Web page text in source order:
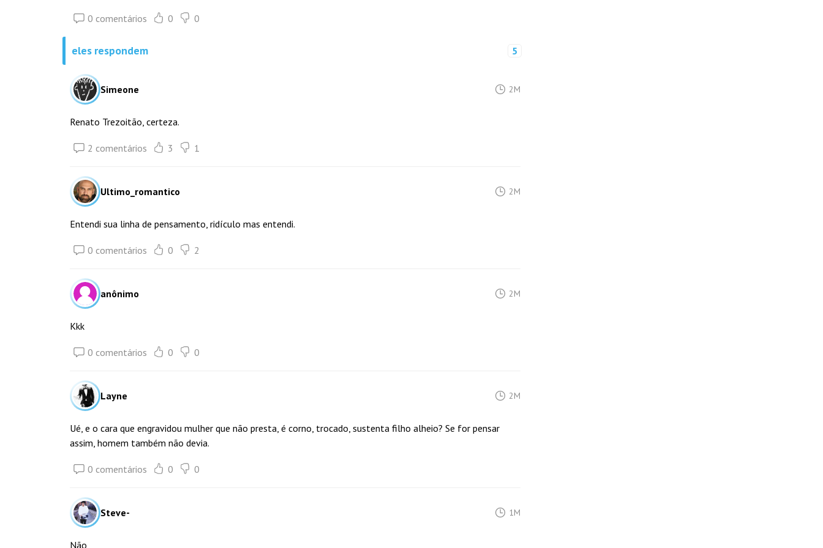
0 comentários 0 0
eles respondem 5
Simeone 2M
Renato Trezoitão, certeza.
2 comentários 3 1
Ultimo_romantico 2M
Entendi sua linha de pensamento, ridículo mas entendi.
0 comentários 0 2
anônimo 2M
Kkk
0 comentários 0 0
Layne 2M
Ué, e o cara que engravidou mulher que não presta, é corno, trocado, sustenta filho alheio? Se for pensar
assim, homem também não devia.
0 comentários 0 0
Steve- 1M
Não